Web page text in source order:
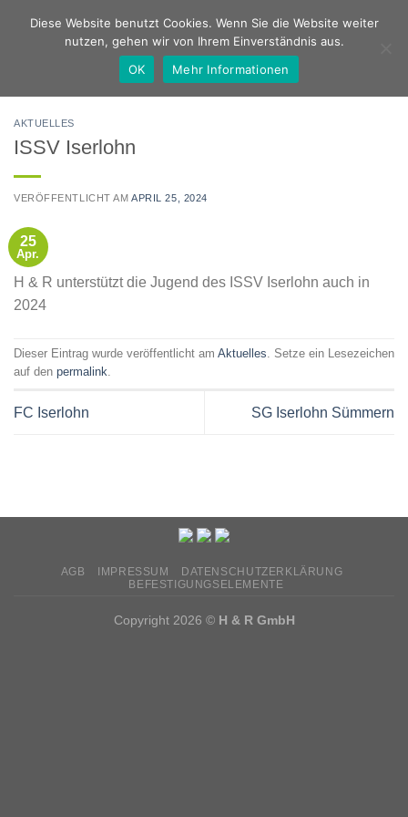
AKTUELLES
ISSV Iserlohn
VERÖFFENTLICHT AMAPRIL 25, 2024
25
Apr.
H & R unterstützt die Jugend des ISSV Iserlohn auch in
2024
Dieser Eintrag wurde veröffentlicht am Aktuelles . Setze ein Lesezeichen
auf den permalink
FC Iserlohn SG Iserlohn Sümmern
AGB IMPRESSUM
DATENSCHUTZERKLÄRUNG
BEFESTIGUNGSELEMENTE
Copyright 2026 © H & R GmbH
Diese Website benutzt Cookies. Wenn Sie die Website weiter
nutzen, gehen wir von Ihrem Einverständnis aus.
OK
Mehr Informationen